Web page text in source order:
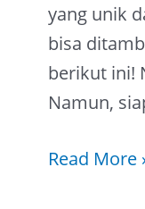
yang unik
bisa
berikut ini!
Namun,
Read More